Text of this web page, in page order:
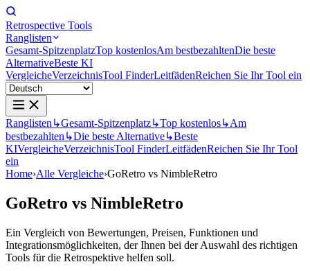
Retrospective Tools
Ranglisten
Gesamt-SpitzenplatzTop kostenlosAm bestbezahltenDie beste
AlternativeBeste KI
VergleicheVerzeichnisTool FinderLeitfädenReichen Sie Ihr Tool ein
Ranglisten ↳Gesamt-Spitzenplatz↳Top kostenlos↳Am
bestbezahlten ↳Die beste Alternative↳Beste
KIVergleicheVerzeichnisTool FinderLeitfädenReichen Sie Ihr Tool
ein
Home›Alle Vergleiche›GoRetro vs NimbleRetro
GoRetro vs NimbleRetro
Ein Vergleich von Bewertungen, Preisen, Funktionen und
Integrationsmöglichkeiten, der Ihnen bei der Auswahl des richtigen
Tools für die Retrospektive helfen soll.